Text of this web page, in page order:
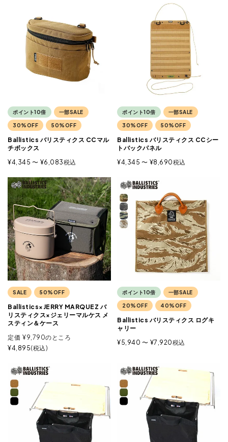
ポイント10倍 一部SALE
30%OFF 50%OFF
Ballistics バリスティクス CCマル
チボックス
¥4,345 〜 ¥6,083税込
ポイント10倍 一部SALE
30%OFF 50%OFF
Ballistics バリスティクス CCシー
トバックパネル
¥4,345 〜 ¥8,690税込
SALE 50%OFF
Ballistics×JERRY MARQUEZ バ
リスティクス×ジェリーマルケス メ
スティン＆ケース
定価 ¥9,790のところ
¥4,895 税込
ポイント10倍 一部SALE
20%OFF 40%OFF
Ballistics バリスティクス ログキ
ャリー
¥5,940 〜 ¥7,920税込